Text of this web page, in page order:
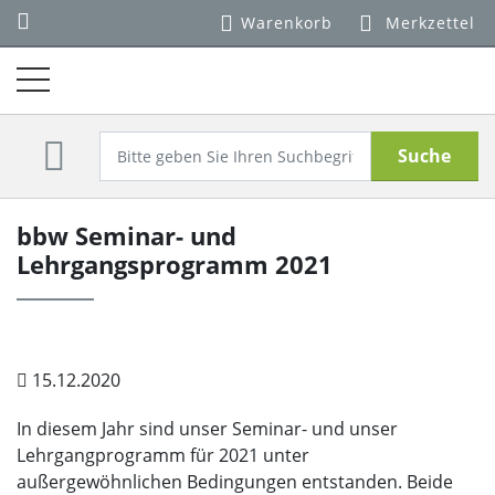
Warenkorb Merkzettel
Suche
bbw Seminar- und
Lehrgangsprogramm 2021
15.12.2020
In diesem Jahr sind unser Seminar- und unser
Lehrgangprogramm für 2021 unter
außergewöhnlichen Bedingungen entstanden. Beide